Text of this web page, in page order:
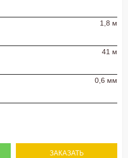
1,8 м
41 м
0,6 мм
ЗАКАЗАТЬ